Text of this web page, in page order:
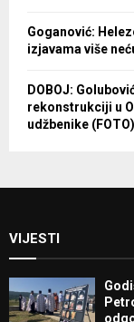
Goganović:
izjavama više
DOBOJ:
rekonstrukciji u
udžbenike (FOTO)
VIJESTI